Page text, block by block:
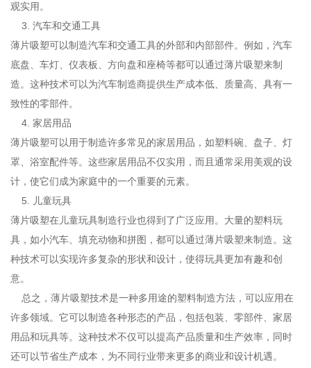
观实用。
3. 汽车和交通工具
薄片吸塑可以制造汽车和交通工具的外部和内部部件。例如，汽车
底盘、车灯、仪表板、方向盘和座椅等都可以通过薄片吸塑来制
造。这种技术可以为汽车制造商提供生产成本低、质量高、具有一
致性的零部件。
4. 家居用品
薄片吸塑可以用于制造许多常见的家居用品，如塑料碗、盘子、灯
罩、浴室配件等。这些家居用品不仅实用，而且通常采用美观的设
计，使它们成为家庭中的一个重要的元素。
5. 儿童玩具
薄片吸塑在儿童玩具制造行业也得到了广泛应用。大量的塑料玩
具，如小汽车、填充动物和拼图，都可以通过薄片吸塑来制造。这
种技术可以实现许多复杂的形状和设计，使得玩具更加有趣和创
意。
总之，薄片吸塑技术是一种多用途的塑料制造方法，可以应用在
许多领域。它可以制造各种形态的产品，包括包装、零部件、家居
用品和玩具等。这种技术不仅可以提高产品质量和生产效率，同时
还可以节省生产成本，为不同行业带来更多的商业和设计机遇。